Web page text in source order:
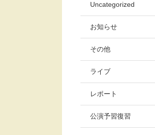
Uncategorized
お知らせ
その他
ライブ
レポート
公演予習復習